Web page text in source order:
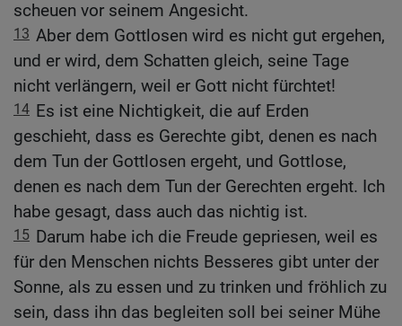
scheuen vor seinem Angesicht.
13 Aber dem Gottlosen wird es nicht gut ergehen,
und er wird, dem Schatten gleich, seine Tage
nicht verlängern, weil er Gott nicht fürchtet!
14 Es ist eine Nichtigkeit, die auf Erden
geschieht, dass es Gerechte gibt, denen es nach
dem Tun der Gottlosen ergeht, und Gottlose,
denen es nach dem Tun der Gerechten ergeht. Ich
habe gesagt, dass auch das nichtig ist.
15 Darum habe ich die Freude gepriesen, weil es
für den Menschen nichts Besseres gibt unter der
Sonne, als zu essen und zu trinken und fröhlich zu
sein, dass ihn das begleiten soll bei seiner Mühe